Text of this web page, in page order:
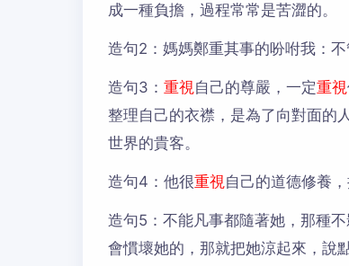
成一種負擔，過程常常是苦澀的。
造句2： 媽媽鄭重其事的吩咐我：
造句3： 重視自己的尊嚴，一定重視
整理自己的衣襟，是為了向對面的
世界的貴客。
造句4： 他很重視自己的道德修養
造句5： 不能凡事都隨著她，那種
會慣壞她的，那就把她涼起來，說